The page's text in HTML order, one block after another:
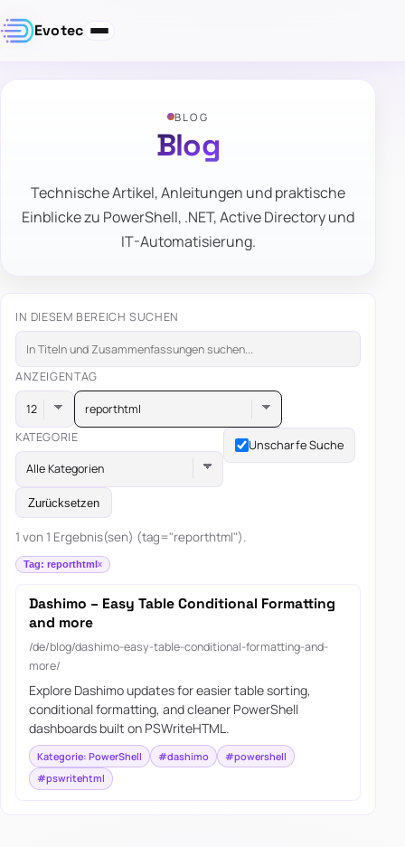
Evotec
BLOG
Blog
Technische Artikel, Anleitungen und praktische
Einblicke zu PowerShell, .NET, Active Directory und
IT-Automatisierung.
IN DIESEM BEREICH SUCHEN
ANZEIGENTAG
reporthtml
KATEGORIE
Alle Kategorien
Unscharfe Suche
Zurücksetzen
1 von 1 Ergebnis(sen) (tag="reporthtml").
Tag: reporthtml
Dashimo – Easy Table Conditional Formatting
and more
/de/blog/dashimo-easy-table-conditional-formatting-and-
more/
Explore Dashimo updates for easier table sorting,
conditional formatting, and cleaner PowerShell
dashboards built on PSWriteHTML.
Kategorie: PowerShell #dashimo
#powershell
#pswritehtml